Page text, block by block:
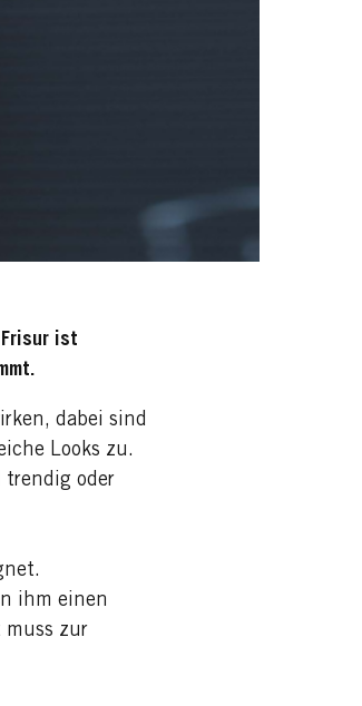
ist
dabei sind
Looks zu.
trendig oder
ihm einen
muss zur